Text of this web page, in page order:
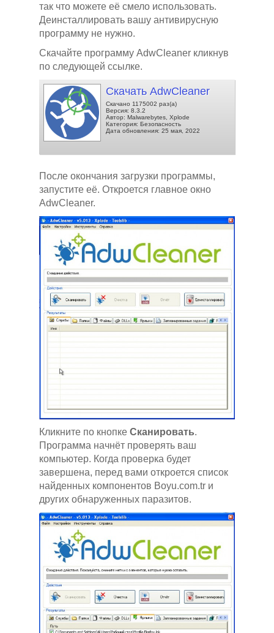
так что можете её смело использовать.
Деинсталлировать вашу антивирусную
программу не нужно.
Скачайте программу AdwCleaner кликнув
по следующей ссылке.
Скачать AdwCleaner
Скачано 1175002 раз(а)
Версия: 8.3.2
Автор: Malwarebytes, Xplode
Категория: Безопасность
Дата обновления: 25 мая, 2022
После окончания загрузки программы,
запустите её. Откроется главное окно
AdwCleaner.
Кликните по кнопке Сканировать.
Программа начнёт проверять ваш
компьютер. Когда проверка будет
завершена, перед вами откроется список
найденных компонентов Boyu.com.tr и
других обнаруженных паразитов.